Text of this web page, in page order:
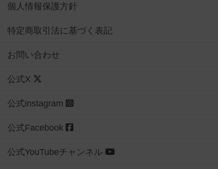
個人情報保護方針
特定商取引法に基づく表記
お問い合わせ
公式X
公式instagram
公式Facebook
公式YouTubeチャンネル